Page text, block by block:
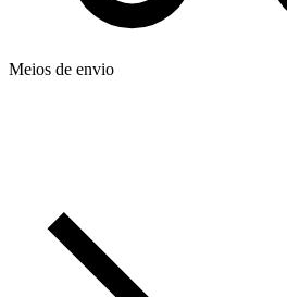
Meios de envio